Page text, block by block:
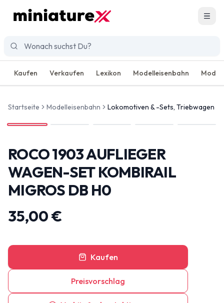
Menü
Kaufen Verkaufen Lexikon Modelleisenbahn
Startseite Modelleisenbahn Lokomotiven & -Sets, Triebwagen
ROCO 1903 AUFLIEGER
WAGEN-SET KOMBIRAIL
MIGROS DB H0
35,00 €
Kaufen
Preisvorschlag